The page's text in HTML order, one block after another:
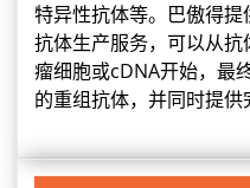
特异性抗体等。巴傲得
抗体生产服务，可以从
瘤细胞或cDNA开始，最
的重组抗体，并同时提供